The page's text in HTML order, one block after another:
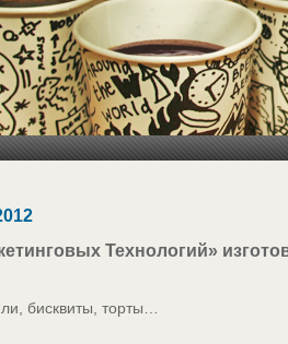
Технологий»
бисквиты, торты…